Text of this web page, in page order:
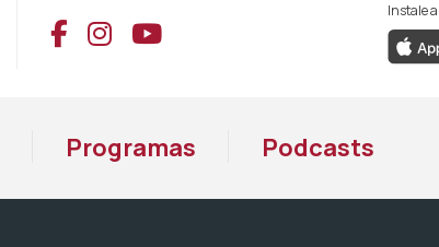
Aceder ao Facebook da RTP
Aceder ao Instagram da
Aceder ao YouTube
Instale
Programas Podcasts